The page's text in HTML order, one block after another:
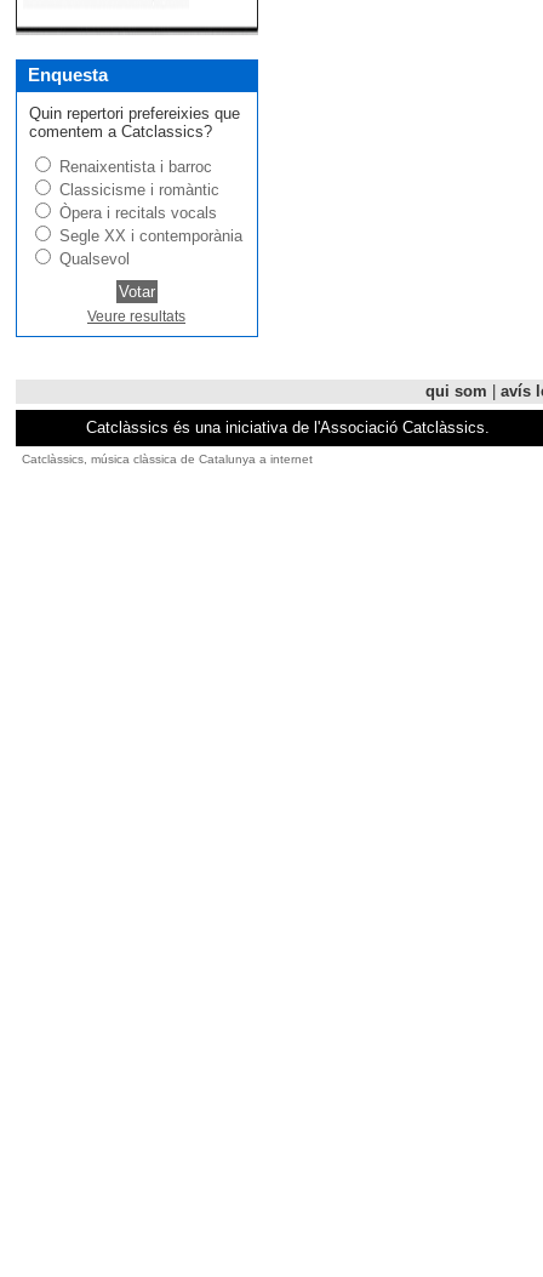
Enquesta
Quin repertori prefereixies que
comentem a Catclassics?
Renaixentista i barroc
Classicisme i romàntic
Òpera i recitals vocals
Segle XX i contemporània
Qualsevol
Veure resultats
qui som
avís
Catclàssics és una iniciativa de l'Associació Catclàssics.
Catclàssics, música clàssica de Catalunya a internet